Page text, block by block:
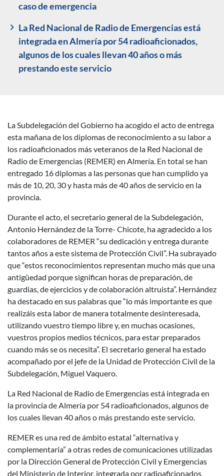
caso de emergencia
La Red Nacional de Radio de Emergencias está
integrada en Almería por 54 radioaficionados,
algunos de los cuales llevan 40 años o más
prestando este servicio
Descripción noticia
La Subdelegación del Gobierno ha acogido el acto de entrega
esta mañana de los diplomas de reconocimiento a su labor a
los radioaficionados más veteranos de la Red Nacional de
Radio de Emergencias (REMER) en Almería. En total se han
entregado 16 diplomas a las personas que han cumplido ya
más de 10, 20, 30 y hasta más de 40 años de servicio en la
provincia.
Durante el acto, el secretario general de la Subdelegación,
Antonio Hernández de la Torre- Chicote, ha agradecido a los
colaboradores de REMER “su dedicación y entrega durante
tantos años a este sistema de Protección Civil”. Ha subrayado
que “estos reconocimientos representan mucho más que una
antigüedad porque significan horas de preparación, de
guardias, de ejercicios y de colaboración altruista”. Hernández
ha destacado en sus palabras que “lo más importante es que
realizáis esta labor de manera totalmente desinteresada,
utilizando vuestro tiempo libre y, en muchas ocasiones,
vuestros propios medios técnicos, para estar preparados
cuando más se os necesita”. El secretario general ha estado
acompañado por el jefe de la Unidad de Protección Civil de la
Subdelegación, Miguel Vaquero.
La Red Nacional de Radio de Emergencias está integrada en
la provincia de Almería por 54 radioaficionados, algunos de
los cuales llevan 40 años o más prestando este servicio.
REMER es una red de ámbito estatal “alternativa y
complementaria” a otras redes de comunicaciones utilizadas
por la Dirección General de Protección Civil y Emergencias
del Ministerio de Interior, integrada por radioaficionados